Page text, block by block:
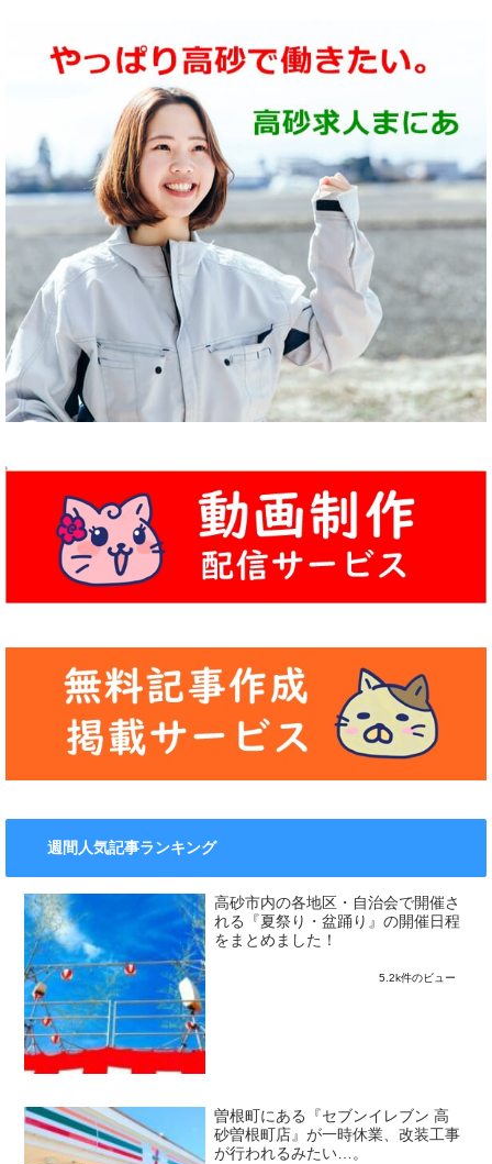
週間人気記事ランキング
高砂市内の各地区・自治会で開催さ
れる『夏祭り・盆踊り』の開催日程
をまとめました！
5.2k件のビュー
曽根町にある『セブンイレブン 高
砂曽根町店』が一時休業、改装工事
が行われるみたい…。